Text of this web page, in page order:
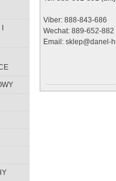
Viber: 888-843-686
Wechat: 889-652-882
Email: sklep@danel-